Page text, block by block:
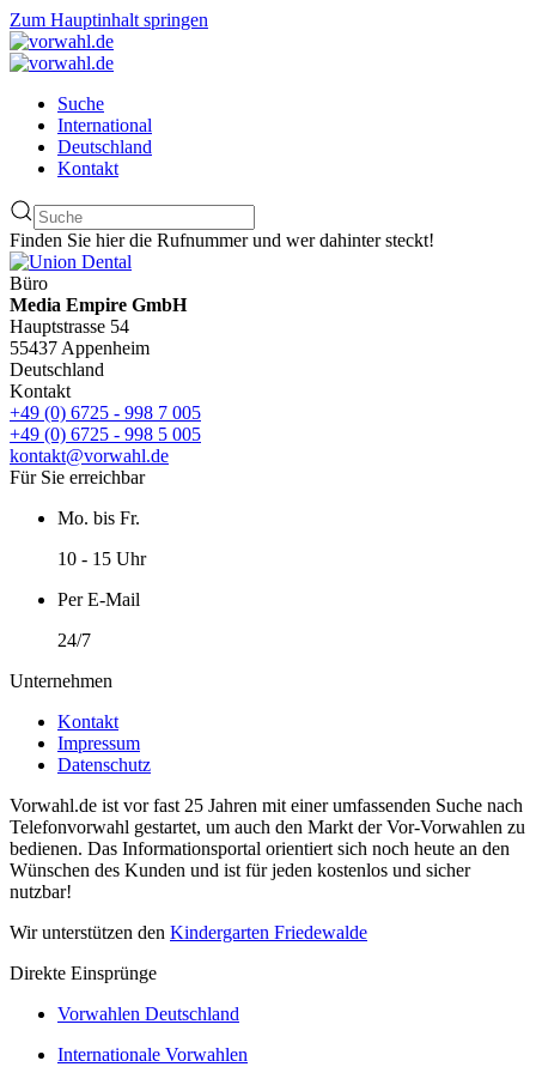
Zum Hauptinhalt springen
Suche
International
Deutschland
Kontakt
Finden Sie hier die Rufnummer und wer dahinter steckt!
Büro
Media Empire GmbH
Hauptstrasse 54
55437 Appenheim
Deutschland
Kontakt
+49 (0) 6725 - 998 7 005
+49 (0) 6725 - 998 5 005
kontakt@vorwahl.de
Für Sie erreichbar
Mo. bis Fr.
10 - 15 Uhr
Per E-Mail
24/7
Unternehmen
Kontakt
Impressum
Datenschutz
Vorwahl.de ist vor fast 25 Jahren mit einer umfassenden Suche nach
Telefonvorwahl gestartet, um auch den Markt der Vor-Vorwahlen zu
bedienen. Das Informationsportal orientiert sich noch heute an den
Wünschen des Kunden und ist für jeden kostenlos und sicher
nutzbar!
Wir unterstützen den Kindergarten Friedewalde
Direkte Einsprünge
Vorwahlen Deutschland
Internationale Vorwahlen